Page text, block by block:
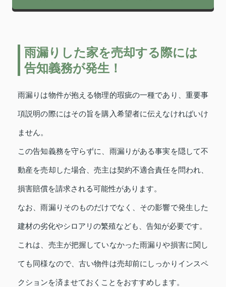
雨漏りした家を売却する際には
告知義務が発生！
雨漏りは物件が抱える物理的瑕疵の一種であり、重要事
項説明の際にはその旨を購入希望者に伝えなければいけ
ません。
この告知義務を守らずに、雨漏りがある事実を隠して不
動産を売却した場合、売主は契約不適合責任を問われ、
損害賠償を請求される可能性があります。
なお、雨漏りそのものだけでなく、その影響で発生した
建材の劣化やシロアリの繁殖なども、告知が必要です。
これは、売主が把握していなかった雨漏りや損害に関し
ても同様なので、古い物件は売却前にしっかりインスペ
クションを済ませておくことをおすすめします。